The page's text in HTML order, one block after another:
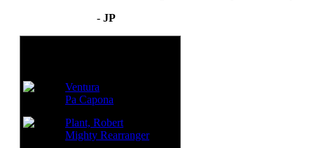
- JP
Ventura
Pa Capona
Plant, Robert
Mighty Rearranger